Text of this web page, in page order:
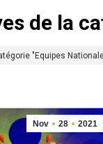
de la
"Equipes
Nov 28 2021